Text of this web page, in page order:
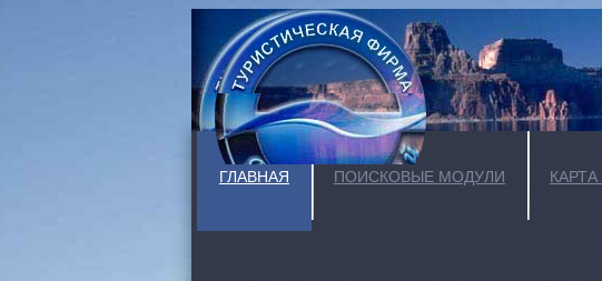
ГЛАВНАЯ ПОИСКОВЫЕ МОДУЛИ